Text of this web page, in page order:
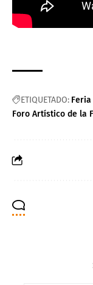
ETIQUETADO: Feria
Foro Artístico de la